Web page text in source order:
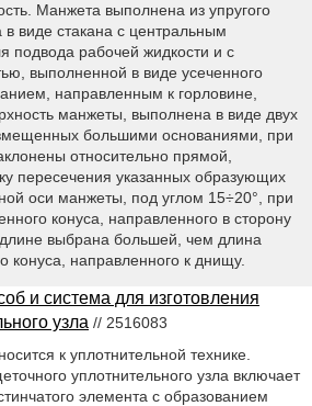
Манжета выполнена из упругого
в виде стакана с центральным
подвода рабочей жидкости и с
выполненной в виде усеченного
направленным к горловине,
манжеты, выполнена в виде двух
большими основаниями, при
относительно прямой,
пересечения указанных образующих
оси манжеты, под углом 15÷20°, при
конуса, направленного в сторону
выбрана большей, чем длина
конуса, направленного к днищу.
и система для изготовления
узла // 2516083
к уплотнительной технике.
уплотнительного узла включает
элемента с образованием